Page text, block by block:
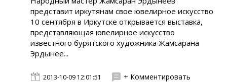
представит иркутянам свое ювелирное искусство
10 сентября в Иркутске открывается выставка,
представляющая ювелирное искусство
известного бурятского художника Жамсарана
Эрдынее...
2013-10-09 12:01:51 + Комментировать